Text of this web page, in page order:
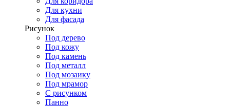
Для кухни
Для фасада
Рисунок
Под дерево
Под кожу
Под камень
Под металл
Под мозаику
Под мрамор
С рисунком
Панно